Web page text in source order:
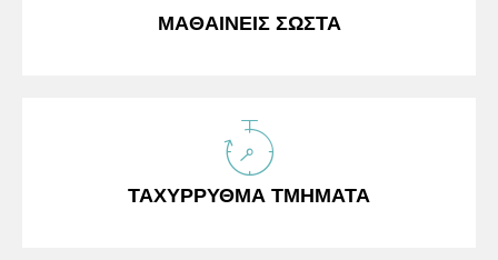
ΜΑΘΑΙΝΕΙΣ ΣΩΣΤΑ
ΤΑΧΎΡΡΥΘΜΑ ΤΜΗΜΑΤΑ